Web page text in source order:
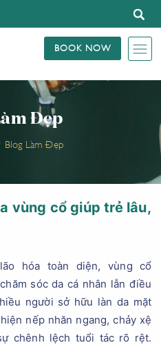
BOOK NOW
Đẹp
Blog Làm Đẹp
vùng cổ giúp trẻ lâu,
hóa toàn diện, vùng cổ
sóc da cá nhân lẫn điều
người sở hữu làn da mặt
nếp nhăn ngang, chảy xệ
chênh lệch tuổi tác rõ rệt.